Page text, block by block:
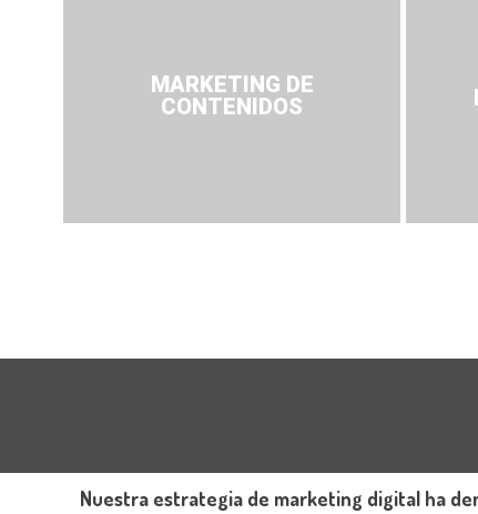
MARKETING DE
CONTENIDOS
Nuestra estrategia de marketing digital ha